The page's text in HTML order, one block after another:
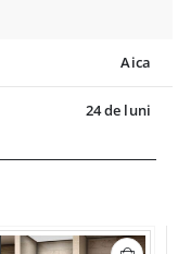
Aica
24 de luni